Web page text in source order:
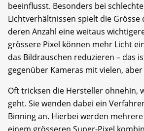
beeinflusst. Besonders bei
Lichtverhältnissen spielt die Grösse
deren Anzahl eine weitaus
grössere Pixel können mehr Licht
das Bildrauschen reduzieren – das
gegenüber Kameras mit vielen,
Oft tricksen die Hersteller ohnehin,
geht. Sie wenden dabei ein
Binning an. Hierbei werden mehrere